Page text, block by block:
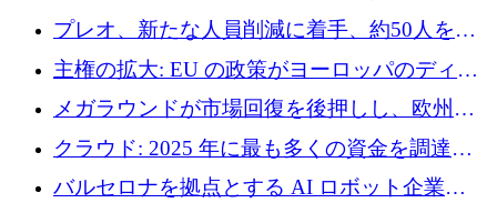
Bending Spoonsが米国IPOを申請、英国首相が
4億ポンドのチップ計画を発表
プレオ、新たな人員削減に着手、約50人を解
雇
主権の拡大: EU の政策がヨーロッパのディー
プテック戦略をどのように再構築しているか
メガラウンドが市場回復を後押しし、欧州の
ハイテク資金調達は5月に105億ユーロに回復
クラウド: 2025 年に最も多くの資金を調達し
た 10 社
バルセロナを拠点とする AI ロボット企業